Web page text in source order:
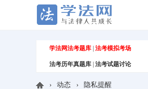
学法网法考题库 法考模拟考场
法考历年真题库 法考试题讨论
› 动态 › 隐私提醒